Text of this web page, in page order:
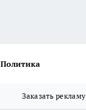
Политика
Заказать рекламу